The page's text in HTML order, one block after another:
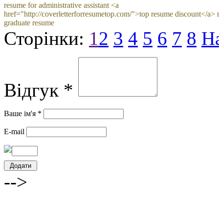
resume for administrative assistant <a
href="http://coverletterforresumetop.com/">top resume discount</a>
graduate resume
Сторінки: 12 3 4 5 6 7 8
Відгук *
Ваше ім'я *
E-mail
-->